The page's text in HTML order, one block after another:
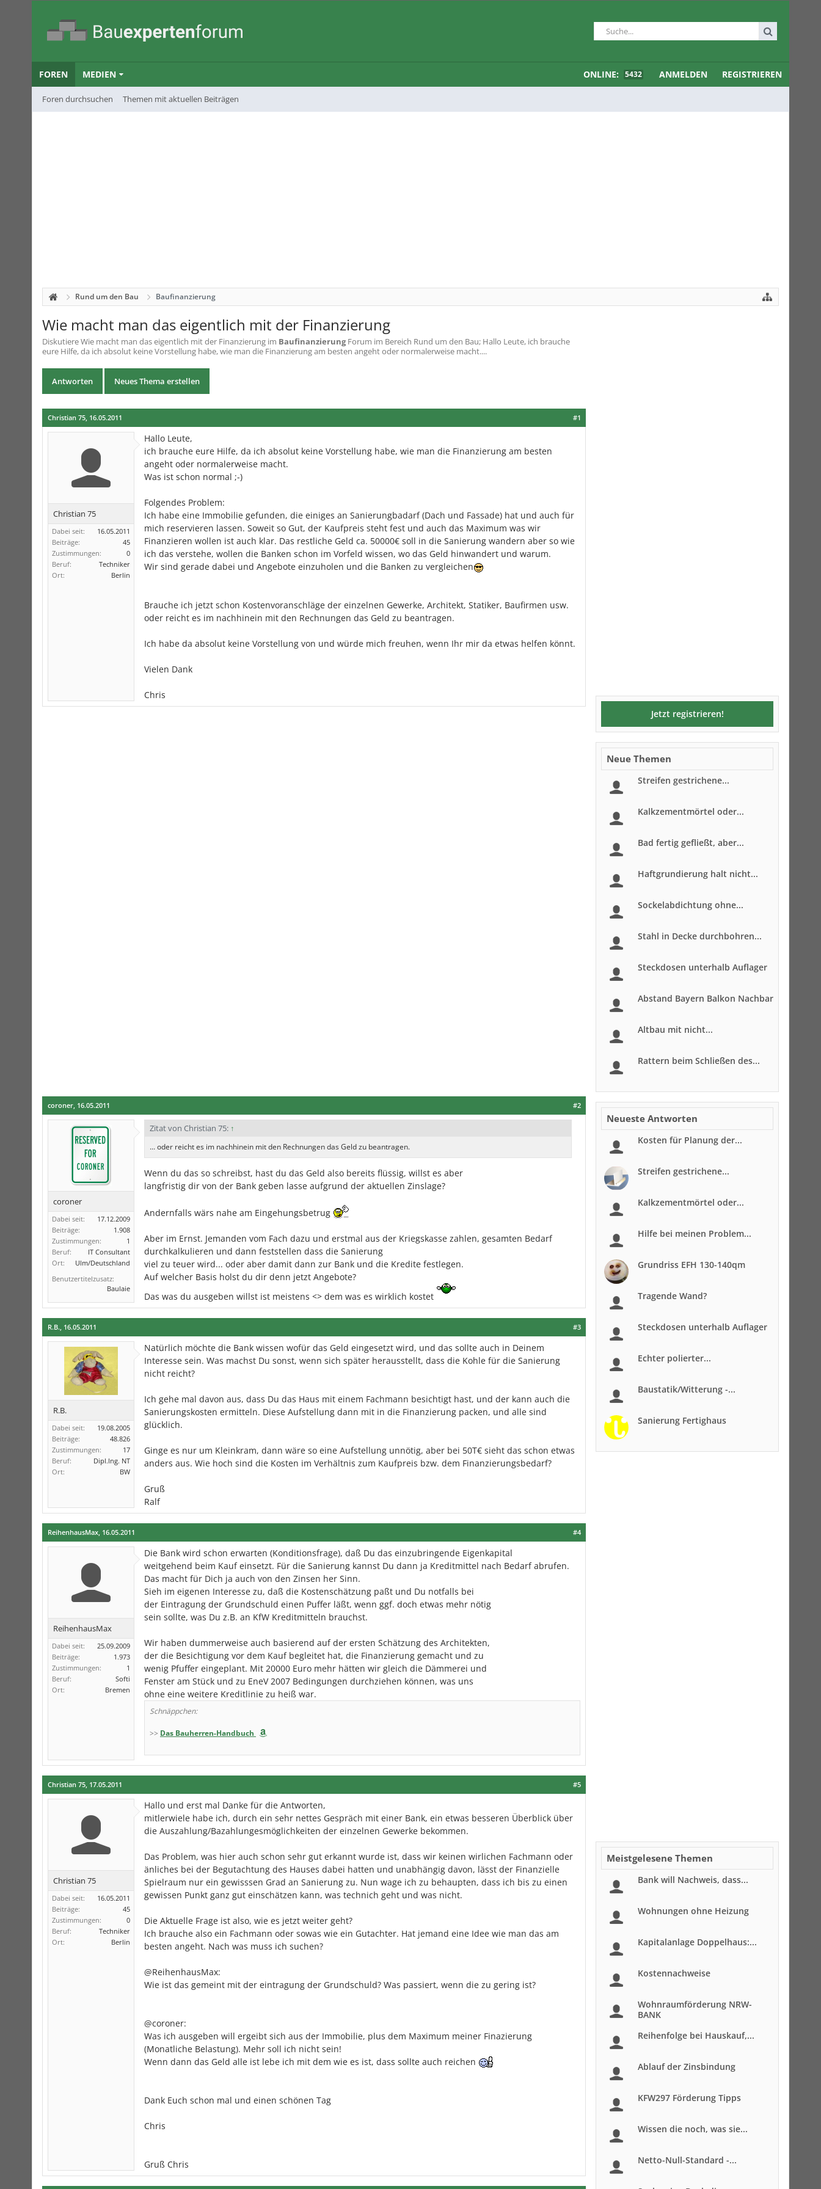
FOREN
Foren durchsuchen Themen mit aktuellen Beiträgen
MEDIEN ONLINE: 5432 ANMELDEN REGISTRIEREN
Rund um den Bau Baufinanzierung
Wie macht man das eigentlich mit der Finanzierung
DiskutiereWie macht man das eigentlich mit der Finanzierung im Baufinanzierung Forum im Bereich Rund um den Bau; Hallo Leute, ich brauche
eure Hilfe, da ich absolut keine Vorstellung habe, wie man die Finanzierung am besten angeht oder normalerweise macht....
Antworten Neues Thema erstellen
#1
Christian 75, 16.05.2011
Christian 75
Dabei seit:
16.05.2011
Beiträge:
45
Zustimmungen:
0
Beruf:
Techniker
Ort:
Berlin
Hallo Leute,
ich brauche eure Hilfe, da ich absolut keine Vorstellung habe, wie man die Finanzierung am besten
angeht oder normalerweise macht.
Was ist schon normal ;-)
Folgendes Problem:
Ich habe eine Immobilie gefunden, die einiges an Sanierungbadarf (Dach und Fassade) hat und auch für
mich reservieren lassen. Soweit so Gut, der Kaufpreis steht fest und auch das Maximum was wir
Finanzieren wollen ist auch klar. Das restliche Geld ca. 50000€ soll in die Sanierung wandern aber so wie
ich das verstehe, wollen die Banken schon im Vorfeld wissen, wo das Geld hinwandert und warum.
Wir sind gerade dabei und Angebote einzuholen und die Banken zu vergleichen
Brauche ich jetzt schon Kostenvoranschläge der einzelnen Gewerke, Architekt, Statiker, Baufirmen usw.
oder reicht es im nachhinein mit den Rechnungen das Geld zu beantragen.
Ich habe da absolut keine Vorstellung von und würde mich freuhen, wenn Ihr mir da etwas helfen könnt.
Vielen Dank
Chris
#2
coroner, 16.05.2011
coroner
Dabei seit:
17.12.2009
Beiträge:
1.908
Zustimmungen:
1
Beruf:
IT Consultant
Ort:
Ulm/Deutschland
Benutzertitelzusatz:
Baulaie
Zitat von Christian 75: ↑
... oder reicht es im nachhinein mit den Rechnungen das Geld zu beantragen.
Wenn du das so schreibst, hast du das Geld also bereits flüssig, willst es aber
langfristig dir von der Bank geben lasse aufgrund der aktuellen Zinslage?
Andernfalls wärs nahe am Eingehungsbetrug
Aber im Ernst. Jemanden vom Fach dazu und erstmal aus der Kriegskasse zahlen, gesamten Bedarf
durchkalkulieren und dann feststellen dass die Sanierung
viel zu teuer wird... oder aber damit dann zur Bank und die Kredite festlegen.
Auf welcher Basis holst du dir denn jetzt Angebote?
Das was du ausgeben willst ist meistens <> dem was es wirklich kostet
#3
R.B., 16.05.2011
R.B.
Dabei seit:
19.08.2005
Beiträge:
48.826
Zustimmungen:
17
Beruf:
Dipl.Ing. NT
Ort:
BW
Natürlich möchte die Bank wissen wofür das Geld eingesetzt wird, und das sollte auch in Deinem
Interesse sein. Was machst Du sonst, wenn sich später herausstellt, dass die Kohle für die Sanierung
nicht reicht?
Ich gehe mal davon aus, dass Du das Haus mit einem Fachmann besichtigt hast, und der kann auch die
Sanierungskosten ermitteln. Diese Aufstellung dann mit in die Finanzierung packen, und alle sind
glücklich.
Ginge es nur um Kleinkram, dann wäre so eine Aufstellung unnötig, aber bei 50T€ sieht das schon etwas
anders aus. Wie hoch sind die Kosten im Verhältnis zum Kaufpreis bzw. dem Finanzierungsbedarf?
Gruß
Ralf
#4
ReihenhausMax, 16.05.2011
ReihenhausMax
Dabei seit:
25.09.2009
Beiträge:
1.973
Zustimmungen:
1
Beruf:
Softi
Ort:
Bremen
Die Bank wird schon erwarten (Konditionsfrage), daß Du das einzubringende Eigenkapital
weitgehend beim Kauf einsetzt. Für die Sanierung kannst Du dann ja Kreditmittel nach Bedarf abrufen.
Das macht für Dich ja auch von den Zinsen her Sinn.
Sieh im eigenen Interesse zu, daß die Kostenschätzung paßt und Du notfalls bei
der Eintragung der Grundschuld einen Puffer läßt, wenn ggf. doch etwas mehr nötig
sein sollte, was Du z.B. an KfW Kreditmitteln brauchst.
Wir haben dummerweise auch basierend auf der ersten Schätzung des Architekten,
der die Besichtigung vor dem Kauf begleitet hat, die Finanzierung gemacht und zu
wenig Pfuffer eingeplant. Mit 20000 Euro mehr hätten wir gleich die Dämmerei und
Fenster am Stück und zu EneV 2007 Bedingungen durchziehen können, was uns
ohne eine weitere Kreditlinie zu heiß war.
Schnäppchen:
>> Das Bauherren-Handbuch
#5
Christian 75, 17.05.2011
Christian 75
Dabei seit:
16.05.2011
Beiträge:
45
Zustimmungen:
0
Beruf:
Techniker
Ort:
Berlin
Hallo und erst mal Danke für die Antworten,
mitlerwiele habe ich, durch ein sehr nettes Gespräch mit einer Bank, ein etwas besseren Überblick über
die Auszahlung/Bazahlungesmöglichkeiten der einzelnen Gewerke bekommen.
Das Problem, was hier auch schon sehr gut erkannt wurde ist, dass wir keinen wirlichen Fachmann oder
änliches bei der Begutachtung des Hauses dabei hatten und unabhängig davon, lässt der Finanzielle
Spielraum nur ein gewisssen Grad an Sanierung zu. Nun wage ich zu behaupten, dass ich bis zu einen
gewissen Punkt ganz gut einschätzen kann, was technich geht und was nicht.
Die Aktuelle Frage ist also, wie es jetzt weiter geht?
Ich brauche also ein Fachmann oder sowas wie ein Gutachter. Hat jemand eine Idee wie man das am
besten angeht. Nach was muss ich suchen?
@ReihenhausMax:
Wie ist das gemeint mit der eintragung der Grundschuld? Was passiert, wenn die zu gering ist?
@coroner:
Was ich ausgeben will ergeibt sich aus der Immobilie, plus dem Maximum meiner Finazierung
(Monatliche Belastung). Mehr soll ich nicht sein!
Wenn dann das Geld alle ist lebe ich mit dem wie es ist, dass sollte auch reichen
Dank Euch schon mal und einen schönen Tag
Chris
Gruß Chris
Jetzt registrieren!
Neue Themen
Streifen gestrichene...
Kalkzementmörtel oder...
Bad fertig gefließt, aber...
Haftgrundierung halt nicht...
Sockelabdichtung ohne...
Stahl in Decke durchbohren...
Steckdosen unterhalb Auflager
Abstand Bayern Balkon Nachbar
Altbau mit nicht...
Rattern beim Schließen des...
Neueste Antworten
Kosten für Planung der...
Streifen gestrichene...
Kalkzementmörtel oder...
Hilfe bei meinen Problem...
Grundriss EFH 130-140qm
Tragende Wand?
Steckdosen unterhalb Auflager
Echter polierter...
Baustatik/Witterung -...
Sanierung Fertighaus
Meistgelesene Themen
Bank will Nachweis, dass...
Wohnungen ohne Heizung
Kapitalanlage Doppelhaus:...
Kostennachweise
Wohnraumförderung NRW-
BANK
Reihenfolge bei Hauskauf,...
Ablauf der Zinsbindung
KFW297 Förderung Tipps
Wissen die noch, was sie...
Netto-Null-Standard -...